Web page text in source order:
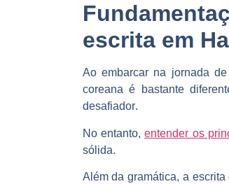
escrita em
Ao embarcar na jornada
coreana é bastante
desafiador.
No entanto, entender os
sólida.
Além da gramática, a